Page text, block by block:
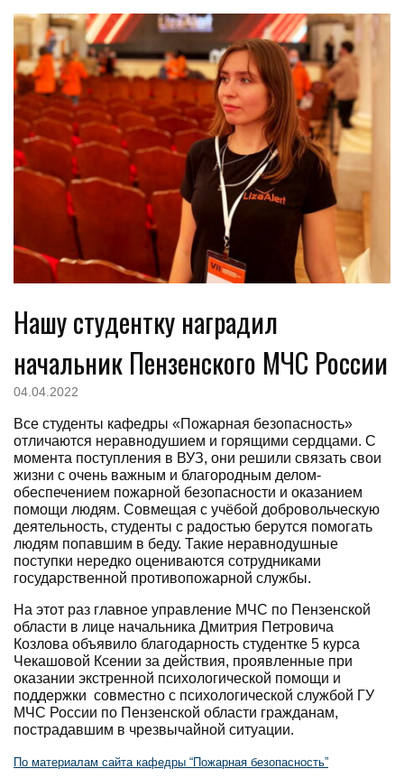
Нашу студентку наградил
начальник Пензенского МЧС России
04.04.2022
Все студенты кафедры «Пожарная безопасность»
отличаются неравнодушием и горящими сердцами. С
момента поступления в ВУЗ, они решили связать свои
жизни с очень важным и благородным делом-
обеспечением пожарной безопасности и оказанием
помощи людям. Совмещая с учёбой добровольческую
деятельность, студенты с радостью берутся помогать
людям попавшим в беду. Такие неравнодушные
поступки нередко оцениваются сотрудниками
государственной противопожарной службы.
На этот раз главное управление МЧС по Пензенской
области в лице начальника Дмитрия Петровича
Козлова объявило благодарность студентке 5 курса
Чекашовой Ксении за действия, проявленные при
оказании экстренной психологической помощи и
поддержки совместно с психологической службой ГУ
МЧС России по Пензенской области гражданам,
пострадавшим в чрезвычайной ситуации.
По материалам сайта кафедры “Пожарная безопасность”